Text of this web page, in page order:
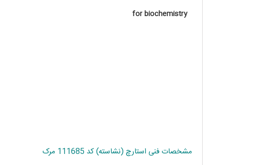
for biochemistry
مشخصات فنی استارچ (نشاسته) کد 111685 مرک